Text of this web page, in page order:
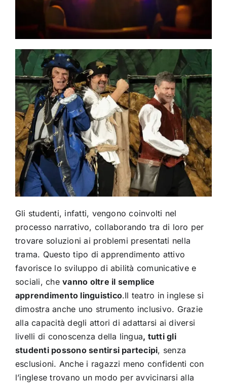
Gli studenti, infatti, vengono coinvolti nel
processo narrativo, collaborando tra di loro per
trovare soluzioni ai problemi presentati nella
trama. Questo tipo di apprendimento attivo
favorisce lo sviluppo di abilità comunicative e
sociali, chevanno oltre il semplice
apprendimento linguistico.Il teatro in inglese si
dimostra anche uno strumento inclusivo. Grazie
alla capacità degli attori di adattarsi ai diversi
livelli di conoscenza della lingua, tutti gli
studenti possono sentirsi partecipi, senza
esclusioni. Anche i ragazzi meno confidenti con
l’inglese trovano un modo per avvicinarsi alla